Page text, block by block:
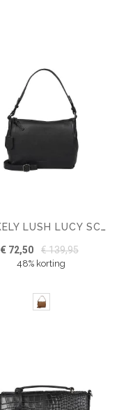
BURKELY LUSH LUCY SCHOUDERTAS
€ 72,50 € 139,95
48% korting